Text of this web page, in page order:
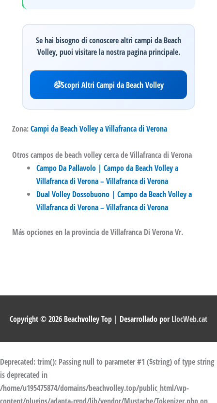
Se hai bisogno di conoscere altri campi da Beach
Volley, puoi visitare la nostra pagina principale.
Scopri Altri Campi da Beach Volley
Zona:Campi da Beach Volley a Villafranca di Verona
Otros campos de beach volley cerca de Villafranca di Verona
Campo Da Pallavolo | Campo da Beach Volley a
Villafranca di Verona – Villafranca di Verona
Dual Volley Dossobuono | Campo da Beach Volley a
Villafranca di Verona – Villafranca di Verona
Más opciones en la provincia de Villafranca Di Verona Vr.
Copyright © 2026 Beachvolley Top | Desarrollado porLlocWeb.cat
Deprecated: trim(): Passing null to parameter #1 ($string) of type string
is deprecated in
/home/u195475874/domains/beachvolley.top/public_html/wp-